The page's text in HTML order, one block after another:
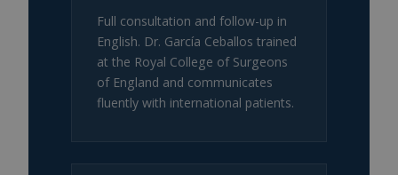
Full consultation and follow-up in
English. Dr. García Ceballos trained
at the Royal College of Surgeons
of England and communicates
fluently with international patients.